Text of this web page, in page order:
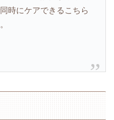
時にケアできるこちら